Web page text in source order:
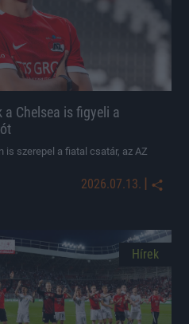
Chelsea is figyeli a
is szerepel a fiatal csatár, az AZ
2026.07.13. |
Hírek